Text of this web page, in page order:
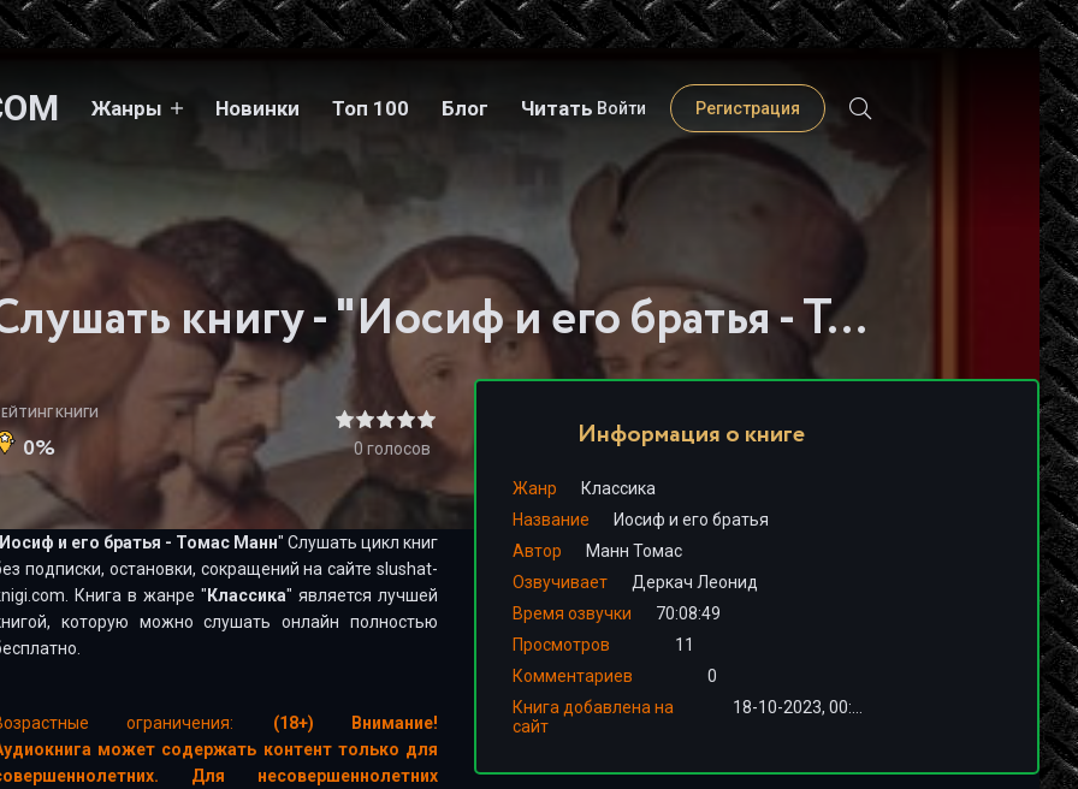
Жанры Новинки Топ 100 Блог Читать Войти Регистрация
Слушать книгу - "Иосиф и его братья - Томас Манн"
КНИГИ
0% 0 голосов
Иосиф и его братья - Томас Манн" Слушать цикл книг
подписки, остановки, сокращений на сайте slushat-
Книга в жанре " Классика" является лучшей
которую можно слушать онлайн полностью
ограничения:
(18+) Внимание!
может содержать контент только для
Для несовершеннолетних
Информация о книге
Жанр
Классика
Название
Иосиф и его братья
Автор
Манн Томас
Озвучивает
Деркач Леонид
Время озвучки
70:08:49
Просмотров
11
Комментариев
0
Книга добавлена на
сайт